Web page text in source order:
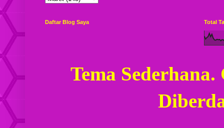
Daftar Blog Saya Total
Tema